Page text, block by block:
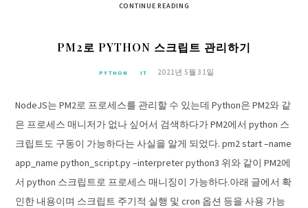
CONTINUE READING
PM2로 PYTHON 스크립트 관리하기
PYTHON IT 2021년 5월 31일
NodeJS는 PM2로 프로세스를 관리할 수 있는데 Python은 PM2와 같
은 프로세스 매니저가 없나 싶어서 검색하다가 PM2에서 python 스
크립트도 구동이 가능하다는 사실을 알게 되었다. pm2 start –name
app_name python_script.py –interpreter python3 위와 같이 PM2에
서 python 스크립트로 프로세스 매니징이 가능하다.아래 글에서 확
인한 내용이며 스크립트 주기적 실행 및 cron 옵션 등을 사용 가능